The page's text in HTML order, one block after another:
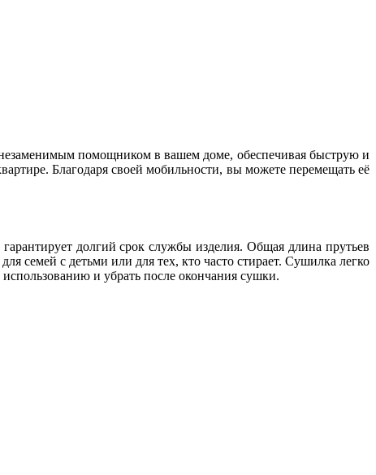
помощником в вашем доме, обеспечивая быструю и
Благодаря своей мобильности, вы можете перемещать её
долгий срок службы изделия. Общая длина прутьев
семей с детьми или для тех, кто часто стирает. Сушилка легко
и убрать после окончания сушки.